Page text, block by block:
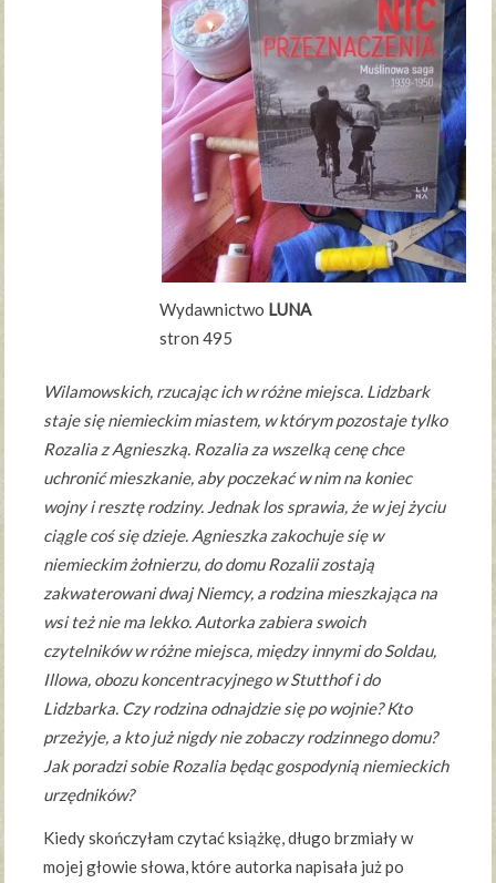
Wydawnictwo LUNA
stron 495
Wilamowskich, rzucając ich w różne miejsca. Lidzbark
staje się niemieckim miastem, w którym pozostaje tylko
Rozalia z Agnieszką. Rozalia za wszelką cenę chce
uchronić mieszkanie, aby poczekać w nim na koniec
wojny i resztę rodziny. Jednak los sprawia, że w jej życiu
ciągle coś się dzieje. Agnieszka zakochuje się w
niemieckim żołnierzu, do domu Rozalii zostają
zakwaterowani dwaj Niemcy, a rodzina mieszkająca na
wsi też nie ma lekko. Autorka zabiera swoich
czytelników w różne miejsca, między innymi do Soldau,
Illowa, obozu koncentracyjnego w Stutthof i do
Lidzbarka. Czy rodzina odnajdzie się po wojnie? Kto
przeżyje, a kto już nigdy nie zobaczy rodzinnego domu?
Jak poradzi sobie Rozalia będąc gospodynią niemieckich
urzędników?
Kiedy skończyłam czytać książkę, długo brzmiały w
mojej głowie słowa, które autorka napisała już po